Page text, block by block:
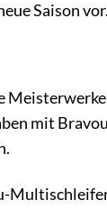
Saison vor.
mit